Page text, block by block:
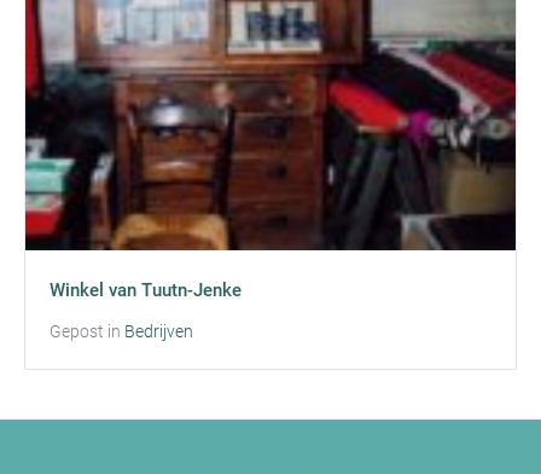
Winkel van Tuutn-Jenke
Gepost in Bedrijven